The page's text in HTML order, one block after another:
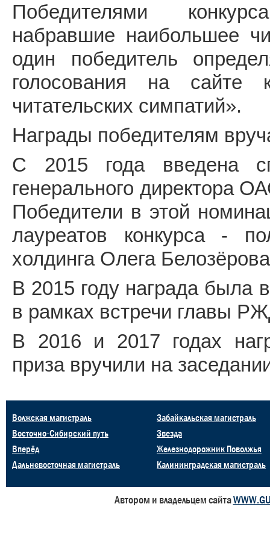
Победителями
набравшие наибольшее
один победитель
голосования на сайте
читательских симпатий».
Награды победителям
С 2015 года введена
генерального директора
Победители в этой
лауреатов конкурса -
холдинга Олега
В 2015 году награда была
в рамках встречи главы
В 2016 и 2017 годах
приза вручили на
Волжская магистраль
Восточно-Сибирский путь
Вперёд
Дальневосточная магистраль
Забайкальская магистраль
Звезда
Железнодорожник Поволжья
Калининградская магистраль
Автором и владельцем сайта